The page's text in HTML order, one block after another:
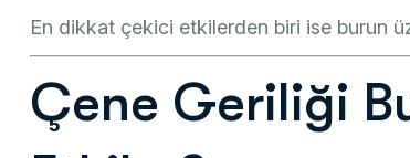
En dikkat çekici etkilerden biri ise burun
Çene Geriliği